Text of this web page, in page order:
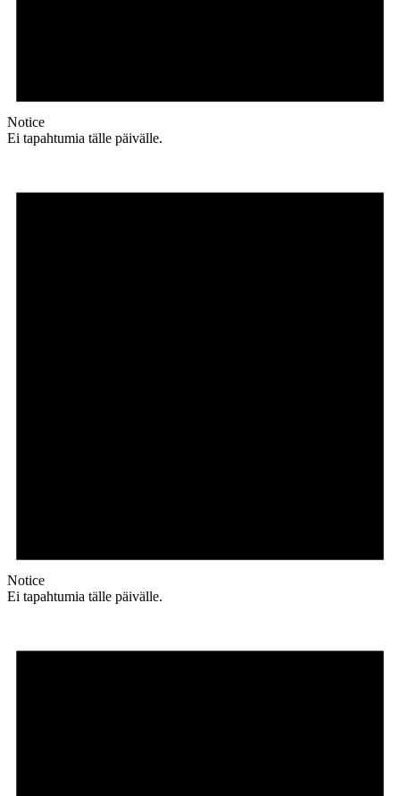
Notice
Ei tapahtumia tälle päivälle.
Notice
Ei tapahtumia tälle päivälle.